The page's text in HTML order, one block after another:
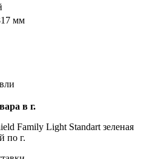
мм
в г.
Family Light Standart зеленая
по г.